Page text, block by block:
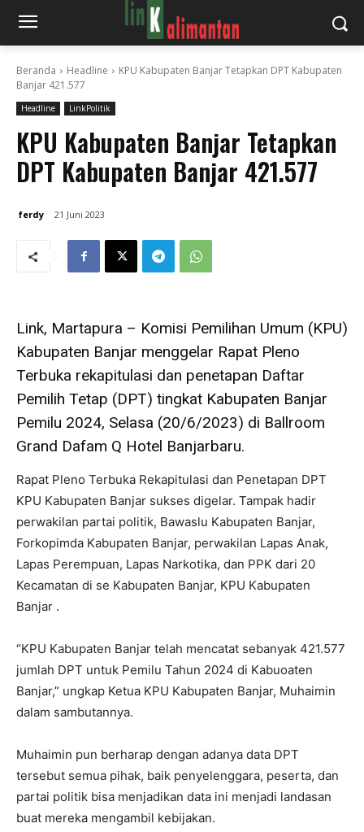
Beranda Headline
KPU Kabupaten Banjar Tetapkan DPT Kabupaten
Banjar 421.577
Headline LinkPolitik
KPU Kabupaten Banjar Tetapkan
DPT Kabupaten Banjar 421.577
ferdy 21 Juni 2023
Link, Martapura – Komisi Pemilihan Umum (KPU)
Kabupaten Banjar menggelar Rapat Pleno
Terbuka rekapitulasi dan penetapan Daftar
Pemilih Tetap (DPT) tingkat Kabupaten Banjar
Pemilu 2024, Selasa (20/6/2023) di Ballroom
Grand Dafam Q Hotel Banjarbaru.
Rapat Pleno Terbuka Rekapitulasi dan Penetapan DPT
KPU Kabupaten Banjar sukses digelar. Tampak hadir
perwakilan partai politik, Bawaslu Kabupaten Banjar,
Forkopimda Kabupaten Banjar, perwakilan Lapas Anak,
Lapas Perempuan, Lapas Narkotika, dan PPK dari 20
Kecamatan di se Kabupaten Banjar, KPU Kabupaten
Banjar .
“KPU Kabupaten Banjar telah mencatat sebanyak 421.577
jumlah DPT untuk Pemilu Tahun 2024 di Kabuoaten
Banjar,” ungkap Ketua KPU Kabupaten Banjar, Muhaimin
dalam sambutannya.
Muhaimin pun berharap dengan adanya data DPT
tersebut semua pihak, baik penyelenggara, peserta, dan
partai politik bisa menjadikan data ini menjadi landasan
buat mereka mengambil kebijakan.